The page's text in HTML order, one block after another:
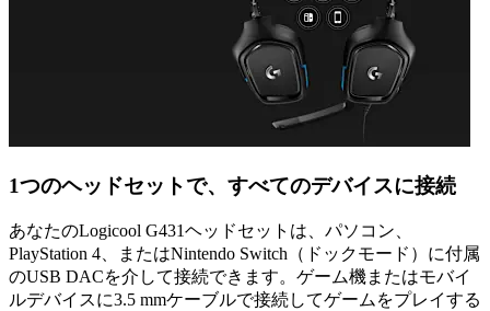
1つのヘッドセットで、すべてのデバイスに接続
あなたのLogicool G431ヘッドセットは、パソコン、
PlayStation 4、またはNintendo Switch（ドックモード）に付属
のUSB DACを介して接続できます。ゲーム機またはモバイ
ルデバイスに3.5 mmケーブルで接続してゲームをプレイする